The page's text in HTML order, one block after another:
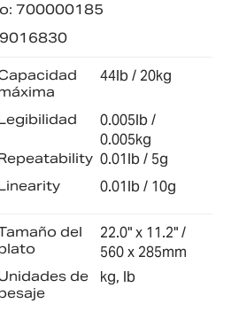
700000185
44lb / 20kg
0.005lb /
0.005kg
0.01lb / 5g
0.01lb / 10g
del
22.0" x 11.2" /
560 x 285mm
de
kg, lb